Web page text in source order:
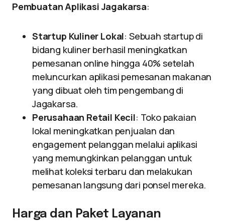
Pembuatan Aplikasi Jagakarsa:
Startup Kuliner Lokal: Sebuah startup di
bidang kuliner berhasil meningkatkan
pemesanan online hingga 40% setelah
meluncurkan aplikasi pemesanan makanan
yang dibuat oleh tim pengembang di
Jagakarsa.
Perusahaan Retail Kecil: Toko pakaian
lokal meningkatkan penjualan dan
engagement pelanggan melalui aplikasi
yang memungkinkan pelanggan untuk
melihat koleksi terbaru dan melakukan
pemesanan langsung dari ponsel mereka.
Harga dan Paket Layanan